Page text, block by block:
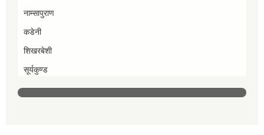
नाम्सापुराण
कडेनी
शिखरबेशी
सूर्यकुण्ड